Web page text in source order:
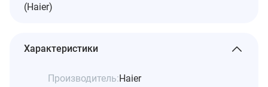
(Haier)
Характеристики
Производитель:Haier